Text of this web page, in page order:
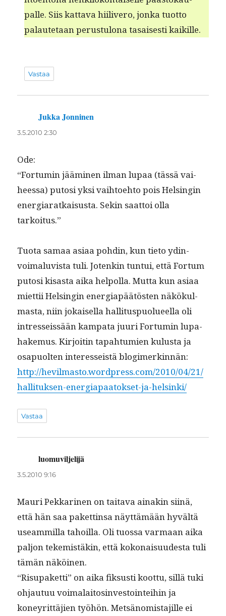
palle. Siis kat­ta­va hiiliv­ero, jon­ka tuot­to
palaute­taan perus­tu­lona tasais­es­ti kaikille.
Vastaa
Jukka Jonninen
3.5.2010 2:30
Ode:
“For­tu­min jäämi­nen ilman lupaa (tässä vai­
heessa) putosi yksi vai­h­toe­hto pois Helsin­gin
ener­gia­ratkais­us­ta. Sekin saat­toi olla
tarkoitus.”
Tuo­ta samaa asi­aa pohdin, kun tieto ydin­
voimalu­vista tuli. Jotenkin tun­tui, että For­tum
putosi kisas­ta aika helpol­la. Mut­ta kun asi­aa
miet­tii Helsin­gin ener­giapäätösten näkökul­
mas­ta, niin jokaisel­la hal­li­tus­puolueel­la oli
intres­seis­sään kam­pa­ta juuri For­tu­min lupa­
hake­mus. Kir­joitin tapah­tu­mien kulus­ta ja
osa­puolten inter­es­seistä blogimerkin­nän:
http://hevilmasto.wordpress.com/2010/04/21/
hallituksen-energiapaatokset-ja-helsinki/
Vastaa
luomuviljelijä
3.5.2010 9:16
Mau­ri Pekkari­nen on taita­va ainakin siinä,
että hän saa paket­tin­sa näyt­tämään hyvältä
use­am­mil­la tahoil­la. Oli tuos­sa var­maan aika
paljon tekemistäkin, että kokon­aisu­ud­es­ta tuli
tämän näköinen.
“Risu­paket­ti” on aika fik­susti koot­tu, sil­lä tuki
ohjau­tuu voimalaitosin­vestoin­tei­hin ja
koneyrit­täjien työhön. Met­sän­o­mis­ta­jille ei